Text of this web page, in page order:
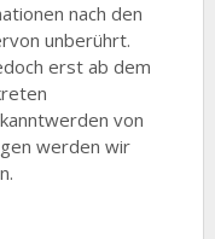
nach den
unberührt.
erst ab dem
von
werden wir